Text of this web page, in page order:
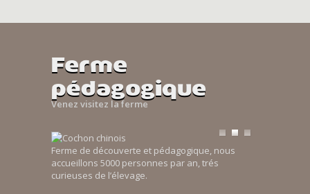
Ferme
pédagogique
Venez visitez la ferme
Ferme de découverte et pédagogique, nous
accueillons 5000 personnes par an, trés
curieuses de l’élevage.